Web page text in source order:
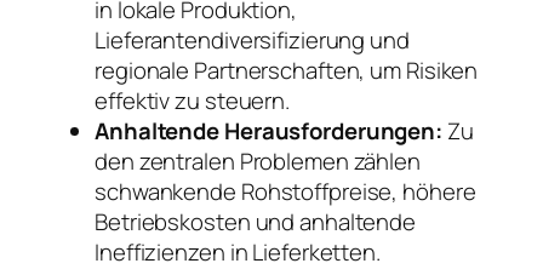
in lokale Produktion,
Lieferantendiversifizierung und
regionale Partnerschaften, um Risiken
effektiv zu steuern.
Anhaltende Herausforderungen: Zu
den zentralen Problemen zählen
schwankende Rohstoffpreise, höhere
Betriebskosten und anhaltende
Ineffizienzen in Lieferketten.